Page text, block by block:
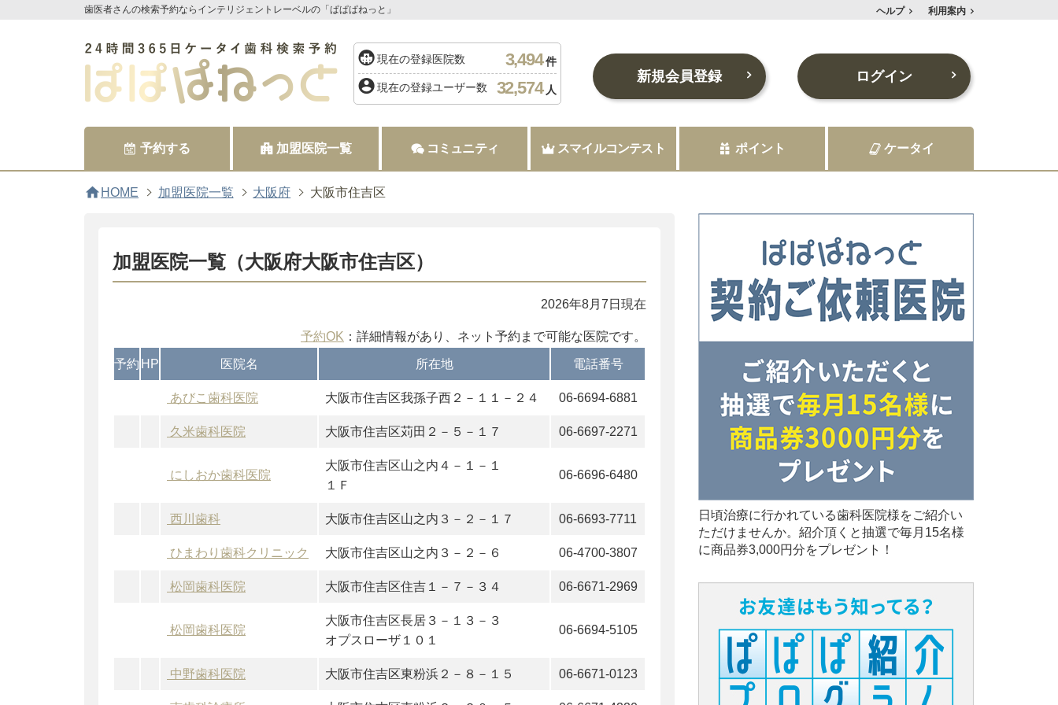
歯医者さんの検索予約ならインテリジェントレーベルの「ぱぱぱねっと」 ヘルプ 利用案内
現在の登録医院数 3,494件
現在の登録ユーザー数 32,574 人
新規会員登録 ログイン
予約する 加盟医院一覧 コミュニティ スマイルコンテスト ポイント ケータイ
home HOME 加盟医院一覧 大阪府 大阪市住吉区
加盟医院一覧（大阪府大阪市住吉区）
2026年8月7日現在
予約OK ：詳細情報があり、ネット予約まで可能な医院です。
予約 HP 医院名 所在地 電話番号
あびこ歯科医院 大阪市住吉区我孫子西２－１１－２４ 06-6694-6881
久米歯科医院 大阪市住吉区苅田２－５－１７ 06-6697-2271
にしおか歯科医院
大阪市住吉区山之内４－１－１
１Ｆ
06-6696-6480
西川歯科 大阪市住吉区山之内３－２－１７ 06-6693-7711
ひまわり歯科クリニック 大阪市住吉区山之内３－２－６ 06-4700-3807
松岡歯科医院 大阪市住吉区住吉１－７－３４ 06-6671-2969
松岡歯科医院
大阪市住吉区長居３－１３－３
オプスローザ１０１
06-6694-5105
中野歯科医院 大阪市住吉区東粉浜２－８－１５ 06-6671-0123
日頃治療に行かれている歯科医院様をご紹介い
ただけませんか。紹介頂くと抽選で毎月15名様
に商品券3,000円分をプレゼント！